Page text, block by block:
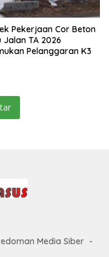
Pekerjaan Cor Beton
Jalan TA 2026
Pelanggaran K3
Media Siber